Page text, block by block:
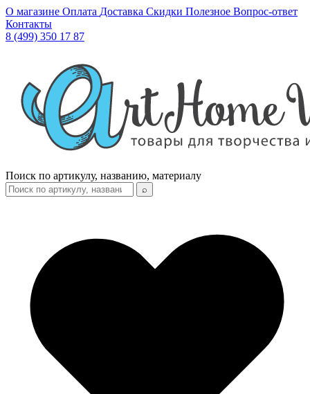
О магазине Оплата Доставка Скидки Полезное Вопрос-ответ
Контакты
8 (499) 350 17 87
Поиск по артикулу, названию, материалу
⌕